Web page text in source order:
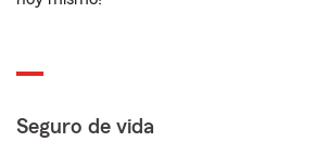
Seguro de vida